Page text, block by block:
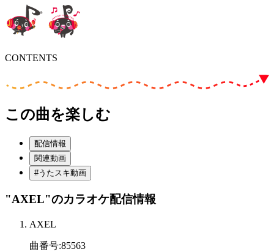
CONTENTS
この曲を楽しむ
配信情報
関連動画
#うたスキ動画
"AXEL"のカラオケ配信情報
AXEL
曲番号:85563